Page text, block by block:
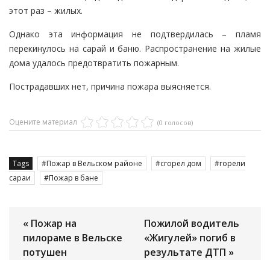
этот раз – жилых.
Однако эта информация не подтвердилась – пламя
перекинулось на сарай и баню. Распространение на жилые
дома удалось предотвратить пожарным.
Пострадавших нет, причина пожара выясняется.
Оцените материал (0 голосов)
Tags Пожар в Вельском районе сгорел дом
горели
сараи
Пожар в бане
« Пожар на
пилораме в Вельске
потушен
Пожилой водитель
«Жигулей» погиб в
результате ДТП »